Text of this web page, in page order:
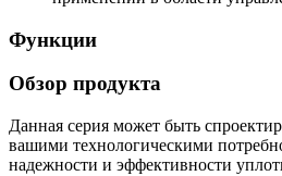
Функции
Обзор продукта
Данная серия может быть
вашими технологическими
надежности и эффективности